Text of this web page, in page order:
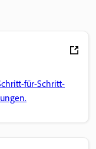
für-Schritt-